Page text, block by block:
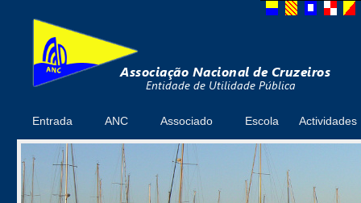
Entrada ANC Associado Escola Actividades